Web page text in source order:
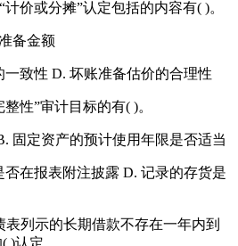
价或分摊”认定包括的内容有( )。
备金额
致性 D. 坏账准备估价的合理性
性”审计目标的有( )。
固定资产的预计使用年限是否适当
在报表附注披露 D. 记录的存货是
表列示的长期借款不存在一年内到
)认定。